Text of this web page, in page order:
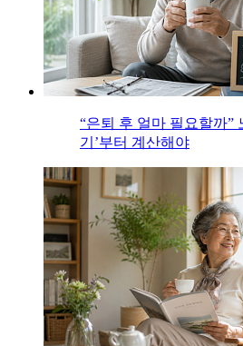
“은퇴 후 얼마 필요할까”
기’부터 계산해야